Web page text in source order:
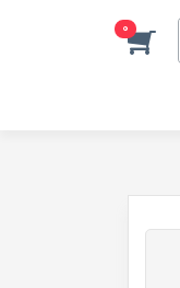
0